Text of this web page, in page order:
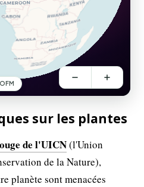
sur les plantes
de l'UICN(l'Union
de la Nature),
planète sont menacées